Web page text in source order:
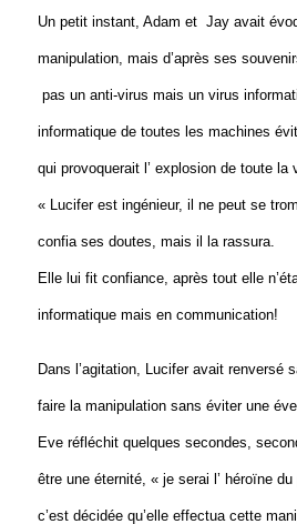
Un petit instant, Adam et  Jay avait
manipulation, mais d’après ses
pas un anti-virus mais un virus
informatique de toutes les machines
qui provoquerait l’ explosion de toute la
« Lucifer est ingénieur, il ne peut se
confia ses doutes, mais il la rassura.
Elle lui fit confiance, après tout elle
informatique mais en communication!
Dans l’agitation, Lucifer avait renversé
faire la manipulation sans éviter une
Eve réfléchit quelques secondes,
être une éternité, « je serai l’ héroïne
c’est décidée qu’elle effectua cette